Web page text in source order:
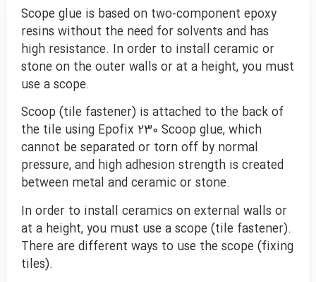
Scope glue is based on two-component epoxy
resins without the need for solvents and has
high resistance. In order to install ceramic or
stone on the outer walls or at a height, you must
use a scope.
Scoop (tile fastener) is attached to the back of
the tile using Epofix 230 Scoop glue, which
cannot be separated or torn off by normal
pressure, and high adhesion strength is created
between metal and ceramic or stone.
In order to install ceramics on external walls or
at a height, you must use a scope (tile fastener).
There are different ways to use the scope (fixing
tiles).